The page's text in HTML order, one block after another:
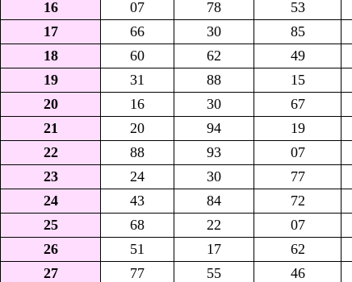
16
07 78 53
17
66 30 85
18
60 62 49
19
31 88 15
20
16 30 67
21
20 94 19
22
88 93 07
23
24 30 77
24
43 84 72
25
68 22 07
26
51 17 62
27
77 55 46